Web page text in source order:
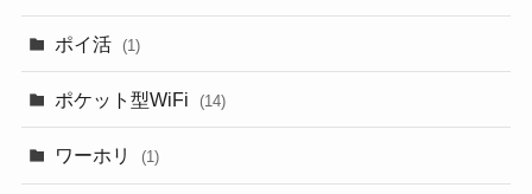
ポイ活 (1)
ポケット型WiFi (14)
ワーホリ (1)